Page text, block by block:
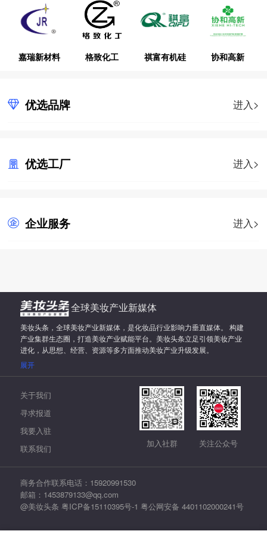
嘉瑞新材料 格致化工 祺富有机硅 协和高新
优选品牌 进入>
优选工厂 进入>
企业服务 进入>
全球美妆产业新媒体
美妆头条，全球美妆产业新媒体，是化妆品行业影响力垂直媒体。 构建
产业集群生态圈，打造美妆产业赋能平台。美妆头条立足引领美妆产业
进化，从思想、经营、资源等多方面推动美妆产业升级发展。
展开
关于我们
寻求报道
我要入驻
联系我们
加入社群 关注公众号
商务合作联系电话：15920991530
邮箱：1453879133@qq.com
@美妆头条 粤ICP备15110395号-1 粤公网安备 4401102000241号